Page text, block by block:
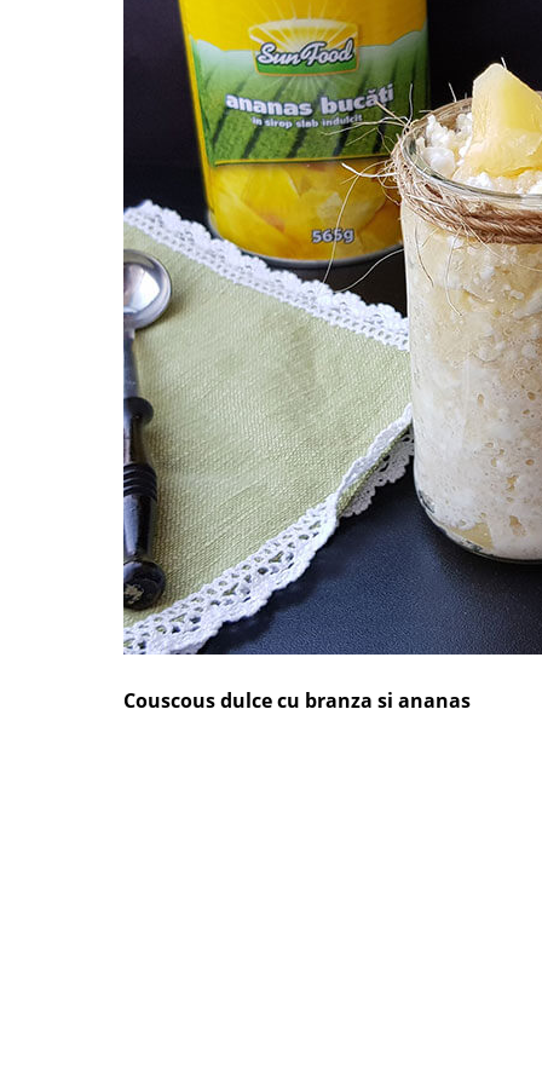
Couscous dulce cu branza si ananas